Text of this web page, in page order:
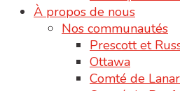
À propos de nous
Nos communautés
Prescott et
Ottawa
Comté de